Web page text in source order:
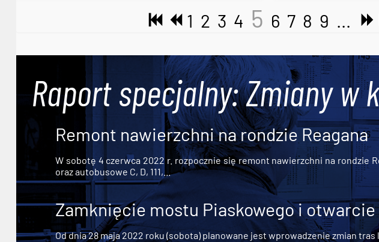
1 2 3 4 5 6 7 8 9 ...
Raport specjalny: Zmiany
Remont nawierzchni na rondzie Reagana
W sobotę 4 czerwca 2022 r. rozpocznie się remont nawierzchni na rondzie
oraz autobusowe C, D, 111,...
Zamknięcie mostu Piaskowego i
Od dnia 28 maja 2022 roku (sobota) planowane jest wprowadzenie zmian